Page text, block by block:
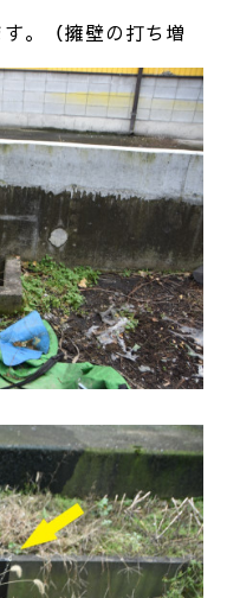
。（擁壁の打ち増